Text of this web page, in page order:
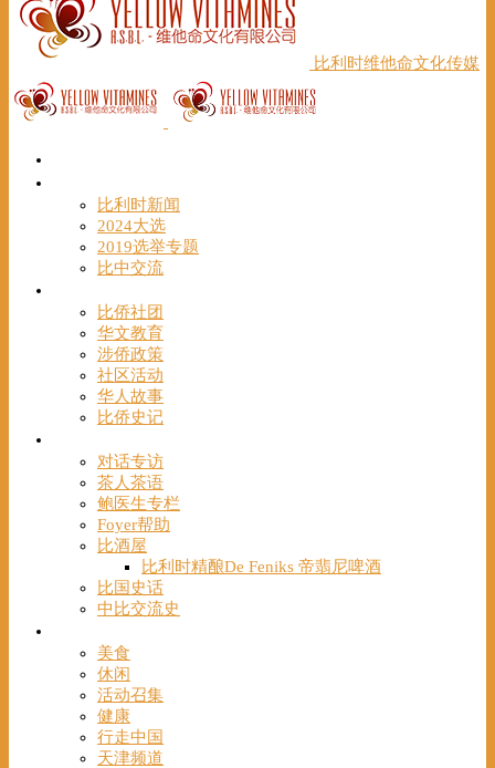
比利时维他命文化传媒
比利时新闻
2024大选
2019选举专题
比中交流
比侨社团
华文教育
涉侨政策
社区活动
华人故事
比侨史记
对话专访
茶人茶语
鲍医生专栏
Foyer帮助
比酒屋
比利时精酿De Feniks 帝翡尼啤酒
比国史话
中比交流史
美食
休闲
活动召集
健康
行走中国
天津频道